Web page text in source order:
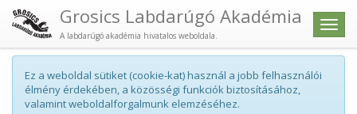
Menü
Grosics Labdarúgó Akadémia
A labdarúgó akadémia hivatalos weboldala.
Ez a weboldal sütiket (cookie-kat) használ a jobb felhasználói
élmény érdekében, a közösségi funkciók biztosításához,
valamint weboldalforgalmunk elemzéséhez.